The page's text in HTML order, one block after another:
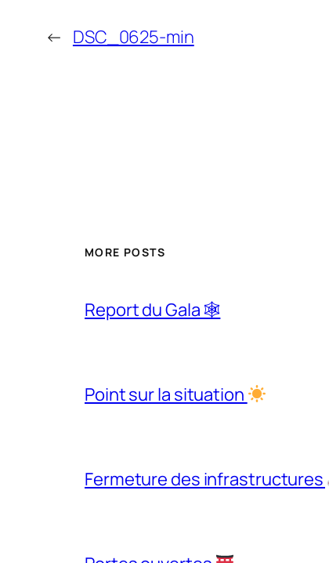
← DSC_0625-min
MORE POSTS
Report du Gala 🕸
Point sur la situation
Fermeture des infrastructures